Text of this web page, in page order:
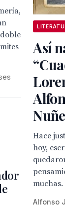
Así
Hace
hoy,
muchas.
Alfonso